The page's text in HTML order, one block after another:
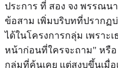
ประการ ที่ สอง จง พรรณน
ข้อสาม เพิ่มบริบทที่ปรากฏ
ได้ในโครงการกลุ่ม เพราะ
หน้าก่อนที่ใครจะถาม" หรื
กลุ่มที่คุ้นเคย แต่สงบขึ้นเมื่